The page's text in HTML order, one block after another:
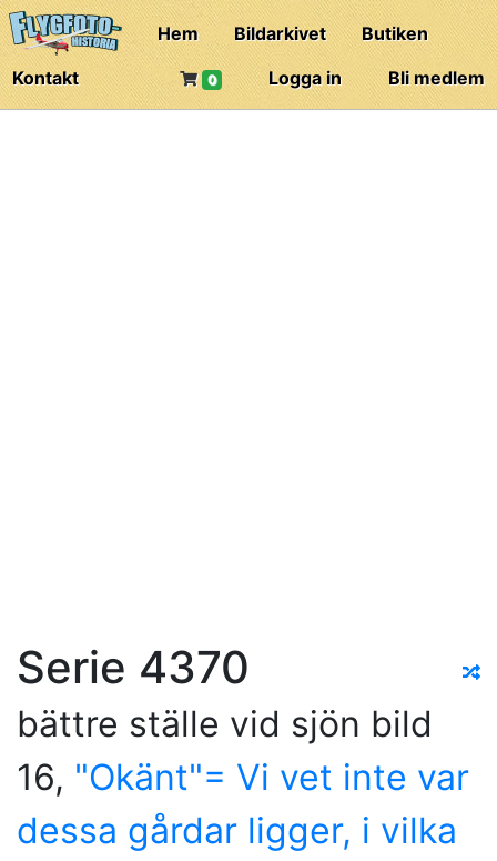
Hem Bildarkivet
Butiken
Kontakt
Bli medlem
Logga in
0
Serie 4370
bättre ställe vid sjön bild
16, "Okänt"= Vi vet inte var
dessa gårdar ligger, i vilka